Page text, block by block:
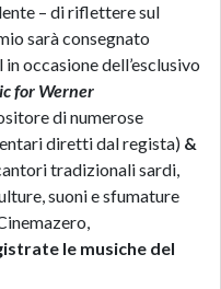
– di riflettere sul
sarà consegnato
occasione dell’esclusivo
for Werner
di numerose
diretti dal regista) &
tradizionali sardi,
suoni e sfumature
le musiche del